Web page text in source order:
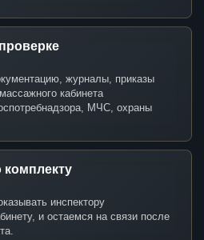
журналы, приказы
кабинета
МЧС, охраны
комплекту
инспектору
и остаемся на связи после